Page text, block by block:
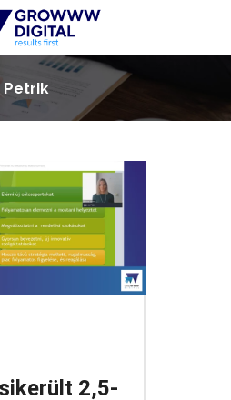
Petrik
2,5-